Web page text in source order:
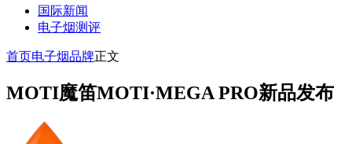
国际新闻
电子烟测评
首页电子烟品牌正文
MOTI魔笛MOTI·MEGA PRO新品发布